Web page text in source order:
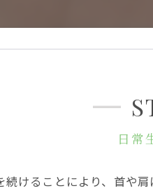
日常
けることにより、首や